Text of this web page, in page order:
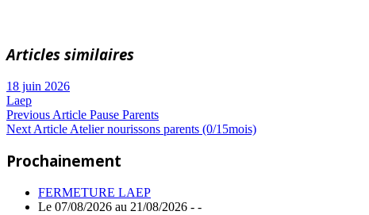
Articles similaires
18 juin 2026
Laep
Navigation
l’article
Previous ArticlePrevious
Post:
Pause Parents
Next ArticleNext
Atelier nourissons parents (0/15mois)
Prochainement
FERMETURE LAEP
Le 07/08/2026 au 21/08/2026 - -